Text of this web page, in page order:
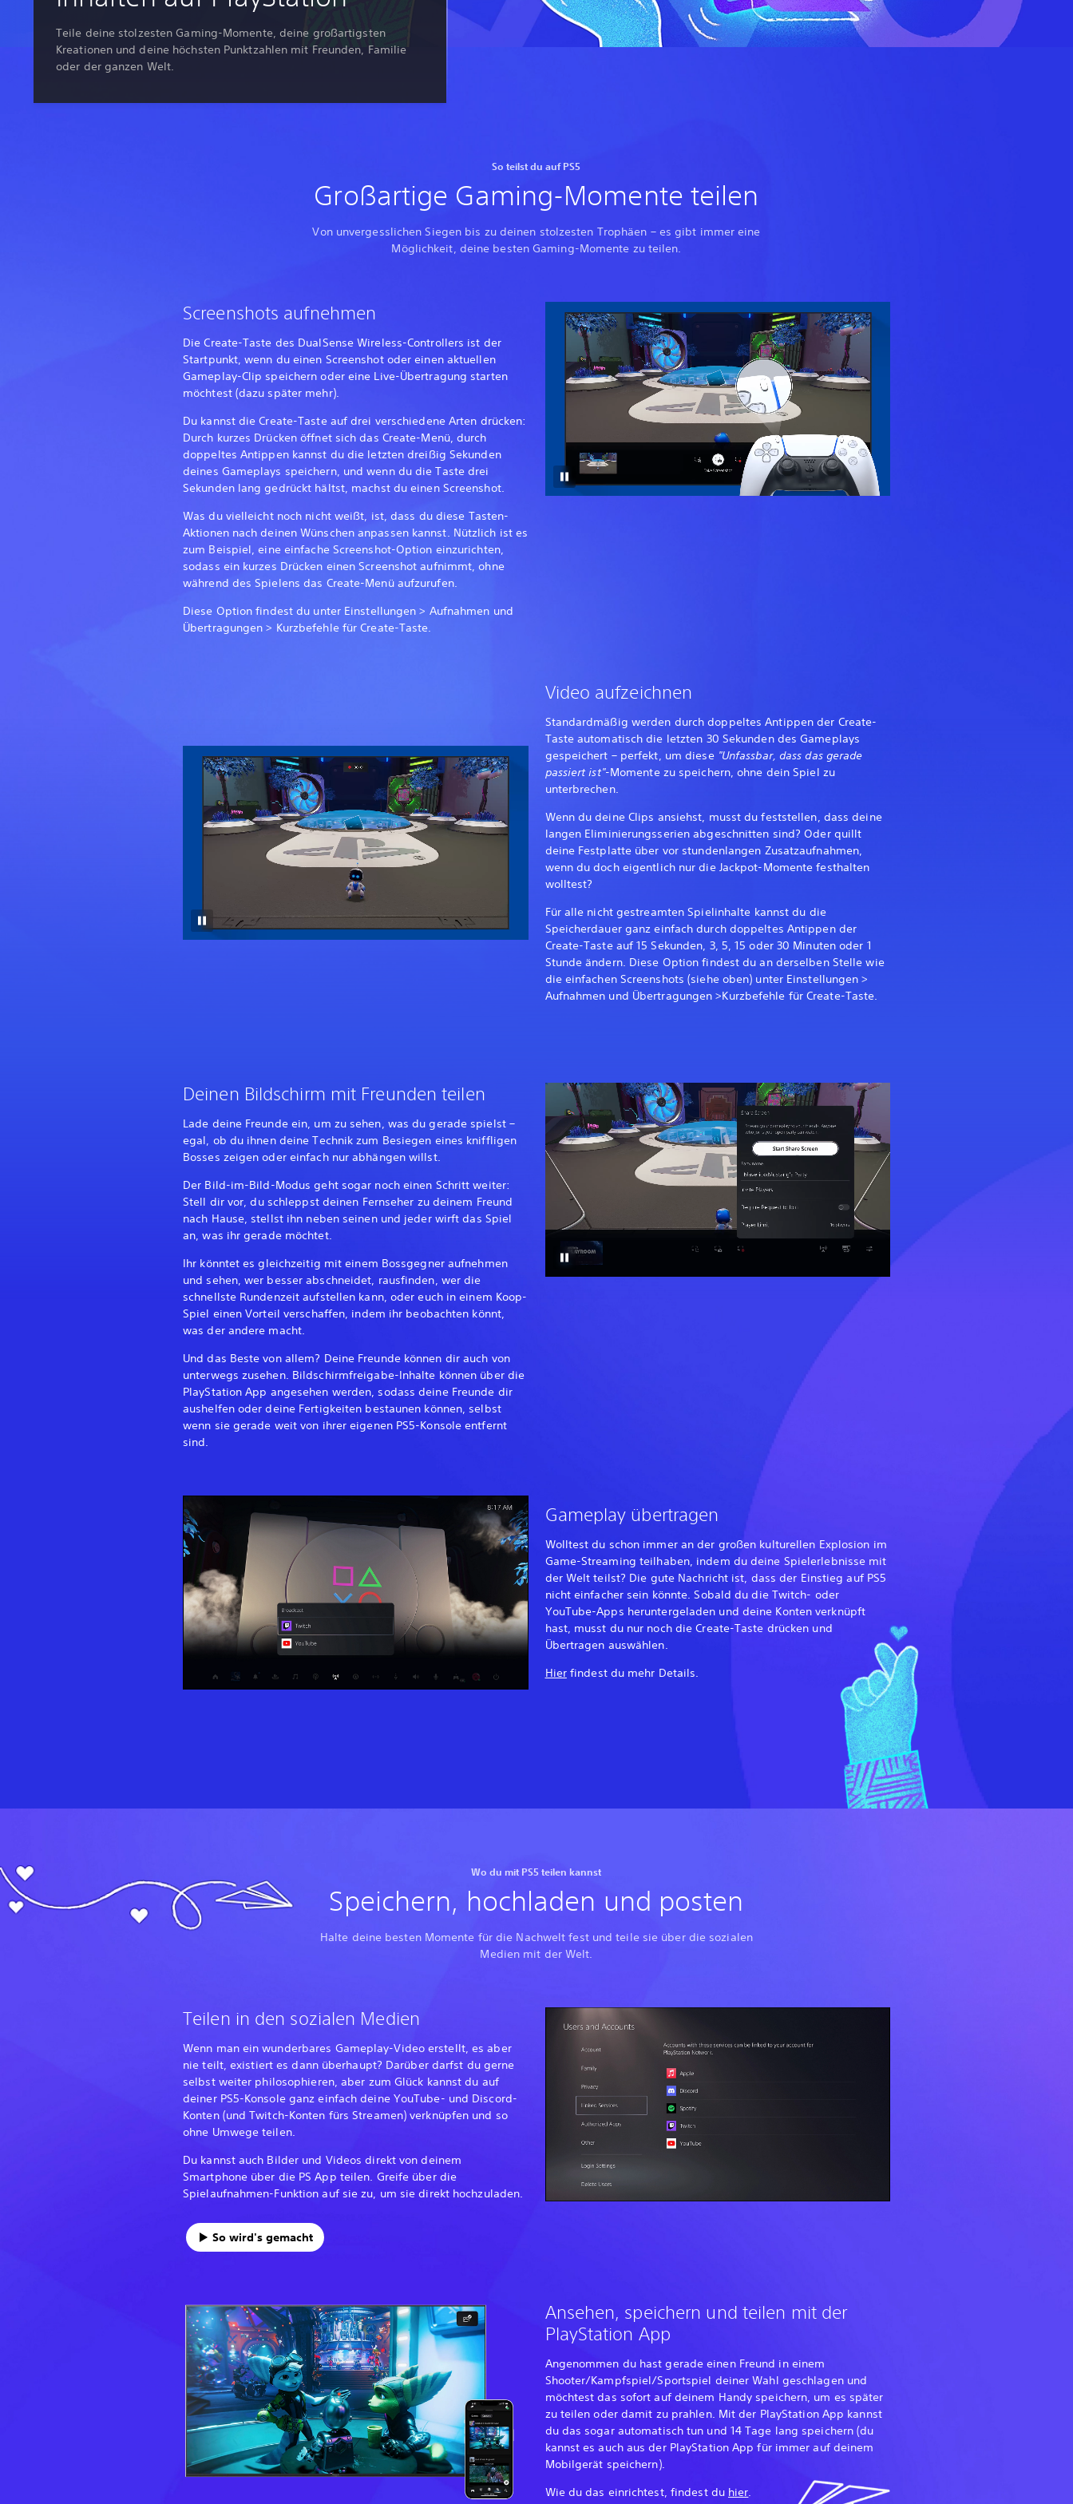
Teile deine stolzesten Gaming-Momente, deine großartigsten
Kreationen und deine höchsten Punktzahlen mit Freunden, Familie
oder der ganzen Welt.
So teilst du auf PS5
Großartige Gaming-Momente teilen
Von unvergesslichen Siegen bis zu deinen stolzesten Trophäen – es gibt immer eine
Möglichkeit, deine besten Gaming-Momente zu teilen.
Screenshots aufnehmen
Die Create-Taste des DualSense Wireless-Controllers ist der
Startpunkt, wenn du einen Screenshot oder einen aktuellen
Gameplay-Clip speichern oder eine Live-Übertragung starten
möchtest (dazu später mehr).
Du kannst die Create-Taste auf drei verschiedene Arten drücken:
Durch kurzes Drücken öffnet sich das Create-Menü, durch
doppeltes Antippen kannst du die letzten dreißig Sekunden
deines Gameplays speichern, und wenn du die Taste drei
Sekunden lang gedrückt hältst, machst du einen Screenshot.
Was du vielleicht noch nicht weißt, ist, dass du diese Tasten-
Aktionen nach deinen Wünschen anpassen kannst. Nützlich ist es
zum Beispiel, eine einfache Screenshot-Option einzurichten,
sodass ein kurzes Drücken einen Screenshot aufnimmt, ohne
während des Spielens das Create-Menü aufzurufen.
Diese Option findest du unter Einstellungen > Aufnahmen und
Übertragungen > Kurzbefehle für Create-Taste.
Video aufzeichnen
Standardmäßig werden durch doppeltes Antippen der Create-
Taste automatisch die letzten 30 Sekunden des Gameplays
gespeichert – perfekt, um diese "Unfassbar, dass das gerade
passiert ist"-Momente zu speichern, ohne dein Spiel zu
unterbrechen.
Wenn du deine Clips ansiehst, musst du feststellen, dass deine
langen Eliminierungsserien abgeschnitten sind? Oder quillt
deine Festplatte über vor stundenlangen Zusatzaufnahmen,
wenn du doch eigentlich nur die Jackpot-Momente festhalten
wolltest?
Für alle nicht gestreamten Spielinhalte kannst du die
Speicherdauer ganz einfach durch doppeltes Antippen der
Create-Taste auf 15 Sekunden, 3, 5, 15 oder 30 Minuten oder 1
Stunde ändern. Diese Option findest du an derselben Stelle wie
die einfachen Screenshots (siehe oben) unter Einstellungen >
Aufnahmen und Übertragungen >Kurzbefehle für Create-Taste.
Deinen Bildschirm mit Freunden teilen
Lade deine Freunde ein, um zu sehen, was du gerade spielst –
egal, ob du ihnen deine Technik zum Besiegen eines kniffligen
Bosses zeigen oder einfach nur abhängen willst.
Der Bild-im-Bild-Modus geht sogar noch einen Schritt weiter:
Stell dir vor, du schleppst deinen Fernseher zu deinem Freund
nach Hause, stellst ihn neben seinen und jeder wirft das Spiel
an, was ihr gerade möchtet.
Ihr könntet es gleichzeitig mit einem Bossgegner aufnehmen
und sehen, wer besser abschneidet, rausfinden, wer die
schnellste Rundenzeit aufstellen kann, oder euch in einem Koop-
Spiel einen Vorteil verschaffen, indem ihr beobachten könnt,
was der andere macht.
Und das Beste von allem? Deine Freunde können dir auch von
unterwegs zusehen. Bildschirmfreigabe-Inhalte können über die
PlayStation App angesehen werden, sodass deine Freunde dir
aushelfen oder deine Fertigkeiten bestaunen können, selbst
wenn sie gerade weit von ihrer eigenen PS5-Konsole entfernt
sind.
Gameplay übertragen
Wolltest du schon immer an der großen kulturellen Explosion im
Game-Streaming teilhaben, indem du deine Spielerlebnisse mit
der Welt teilst? Die gute Nachricht ist, dass der Einstieg auf PS5
nicht einfacher sein könnte. Sobald du die Twitch- oder
YouTube-Apps heruntergeladen und deine Konten verknüpft
hast, musst du nur noch die Create-Taste drücken und
Übertragen auswählen.
Hierfindest du mehr Details.
Wo du mit PS5 teilen kannst
Speichern, hochladen und posten
Halte deine besten Momente für die Nachwelt fest und teile sie über die sozialen
Medien mit der Welt.
Teilen in den sozialen Medien
Wenn man ein wunderbares Gameplay-Video erstellt, es aber
nie teilt, existiert es dann überhaupt? Darüber darfst du gerne
selbst weiter philosophieren, aber zum Glück kannst du auf
deiner PS5-Konsole ganz einfach deine YouTube- und Discord-
Konten (und Twitch-Konten fürs Streamen) verknüpfen und so
ohne Umwege teilen.
Du kannst auch Bilder und Videos direkt von deinem
Smartphone über die PS App teilen. Greife über die
Spielaufnahmen-Funktion auf sie zu, um sie direkt hochzuladen.
So wird's gemacht
Ansehen, speichern und teilen mit der
PlayStation App
Angenommen du hast gerade einen Freund in einem
Shooter/Kampfspiel/Sportspiel deiner Wahl geschlagen und
möchtest das sofort auf deinem Handy speichern, um es später
zu teilen oder damit zu prahlen. Mit der PlayStation App kannst
du das sogar automatisch tun und 14 Tage lang speichern (du
kannst es auch aus der PlayStation App für immer auf deinem
Mobilgerät speichern).
Wie du das einrichtest, findest du hier.